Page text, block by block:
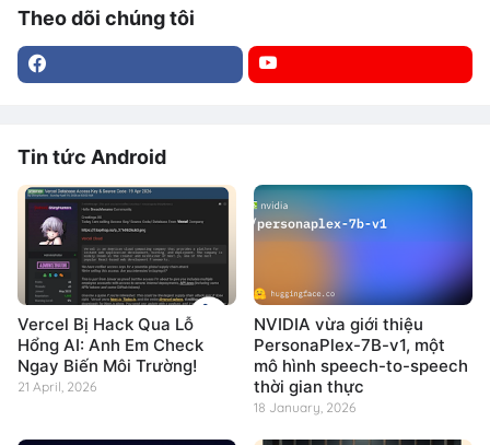
Theo dõi chúng tôi
Tin tức Android
Vercel Bị Hack Qua Lỗ
Hổng AI: Anh Em Check
Ngay Biến Môi Trường!
21 April, 2026
NVIDIA vừa giới thiệu
PersonaPlex-7B-v1, một
mô hình speech-to-speech
thời gian thực
18 January, 2026